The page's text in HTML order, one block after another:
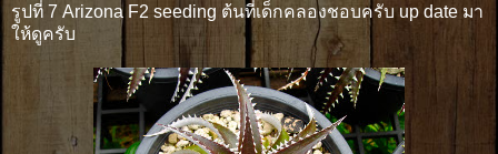
รูปที่ 7 Arizona F2 seeding ต้นที่เด็กคลองชอบครับ up date มา
ให้ดูครับ